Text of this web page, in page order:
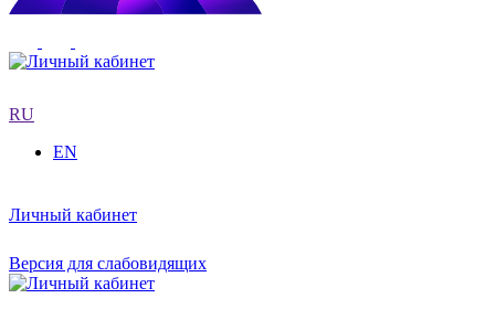
RU
EN
Личный кабинет
Версия для слабовидящих